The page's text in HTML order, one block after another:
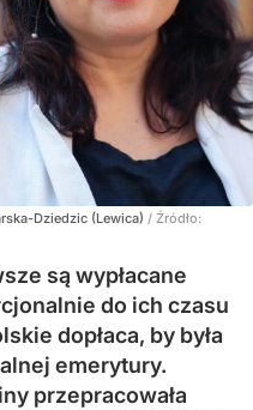
Dziedzic (Lewica) / Źródło:
są wypłacane
do ich czasu
dopłaca, by była
emerytury.
przepracowała